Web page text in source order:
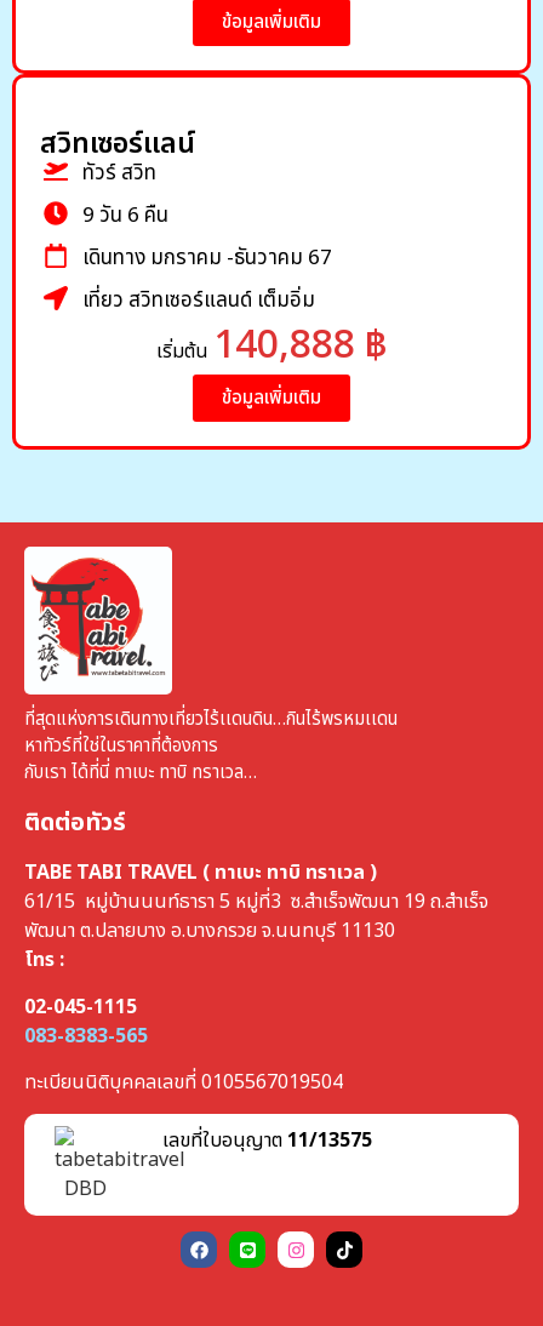
ข้อมูลเพิ่มเติม
สวิทเซอร์แลน์
ทัวร์ สวิท
9 วัน 6 คืน
เดินทาง มกราคม -ธันวาคม 67
เที่ยว สวิทเซอร์แลนด์ เต็มอิ่ม
เริ่มต้น 140,888 ฿
ข้อมูลเพิ่มเติม
ที่สุดแห่งการเดินทางเที่ยวไร้เเดนดิน…กินไร้พรหมเเดน
หาทัวร์ที่ใช่ในราคาที่ต้องการ
กับเรา ได้ที่นี่ ทาเบะ ทาบิ ทราเวล…
ติดต่อทัวร์
TABE TABI TRAVEL ( ทาเบะ ทาบิ ทราเวล )
61/15 หมู่บ้านนนท์ธารา 5 หมู่ที่3 ซ.สำเร็จพัฒนา 19 ถ.สำเร็จ
พัฒนา ต.ปลายบาง อ.บางกรวย จ.นนทบุรี 11130
โทร :
02-045-1115
083-8383-565
ทะเบียนนิติบุคคลเลขที่ 0105567019504
เลขที่ใบอนุญาต 11/13575